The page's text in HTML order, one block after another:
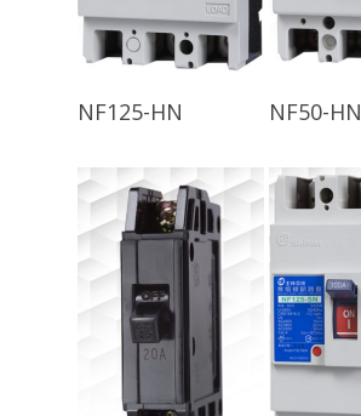
NF125-HN NF50-HN